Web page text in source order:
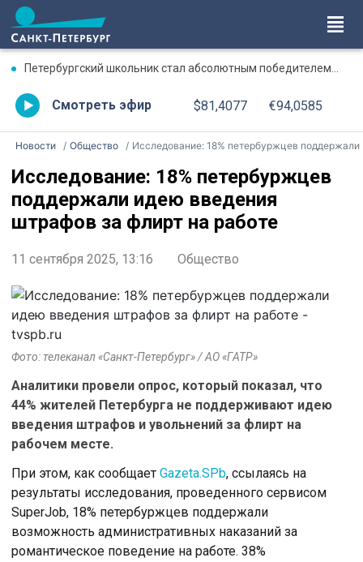
Петербургский школьник стал абсолютным победителем Международной олимпиады по ИИ
Смотреть эфир $81,4077 €94,0585
Новости Общество Исследование: 18% петербуржцев поддержали идею введения штрафов за флирт на работе
Исследование: 18% петербуржцев
поддержали идею введения
штрафов за флирт на работе
11 сентября 2025, 13:16 Общество
Фото: телеканал «Санкт-Петербург» / АО «ГАТР»
Аналитики провели опрос, который показал, что
44% жителей Петербурга не поддерживают идею
введения штрафов и увольнений за флирт на
рабочем месте.
При этом, как сообщает Gazeta.SPb, ссылаясь на
результаты исследования, проведенного сервисом
SuperJob, 18% петербуржцев поддержали
возможность административных наказаний за
романтическое поведение на работе. 38%